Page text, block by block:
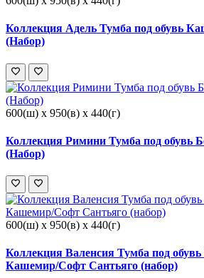
Коллекция Адель Тумба под обувь
(Набор)
600(ш) x 950(в) x 440(г)
Коллекция Римини Тумба под обувь
(Набор)
600(ш) x 950(в) x 440(г)
Коллекция Валенсия Тумба под
Кашемир/Софт Сантьяго (набор)